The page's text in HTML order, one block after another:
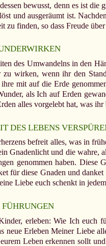
bewusst, denn es ist
und ausgeräumt ist.
zu finden, so dass Freude
des Umwandelns in den
wirken, wenn ihr den
mit auf die Erde
als Ich auf Erden
alles vorgelebt hat, was
DES LEBENS
befreit alles, was in
Gnadenlicht und die wahre,
genommen haben.
für diese Gnaden und
Liebe euch schenkt in
erleben: Wie Ich euch
neue Erleben Meiner Liebe
Leben erkennen sollt